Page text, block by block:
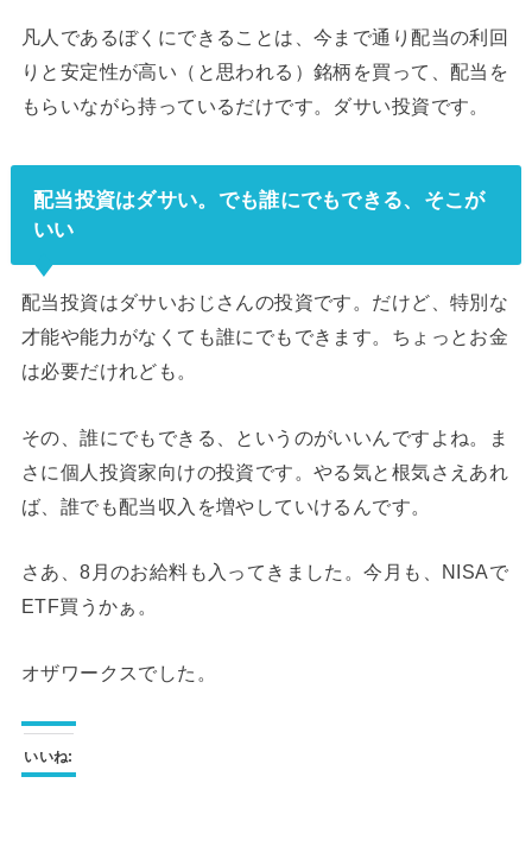
凡人であるぼくにできることは、今まで通り配当の利回
りと安定性が高い（と思われる）銘柄を買って、配当を
もらいながら持っているだけです。ダサい投資です。
配当投資はダサい。でも誰にでもできる、そこが
いい
配当投資はダサいおじさんの投資です。だけど、特別な
才能や能力がなくても誰にでもできます。ちょっとお金
は必要だけれども。
その、誰にでもできる、というのがいいんですよね。ま
さに個人投資家向けの投資です。やる気と根気さえあれ
ば、誰でも配当収入を増やしていけるんです。
さあ、8月のお給料も入ってきました。今月も、NISAで
ETF買うかぁ。
オザワークスでした。
いいね: